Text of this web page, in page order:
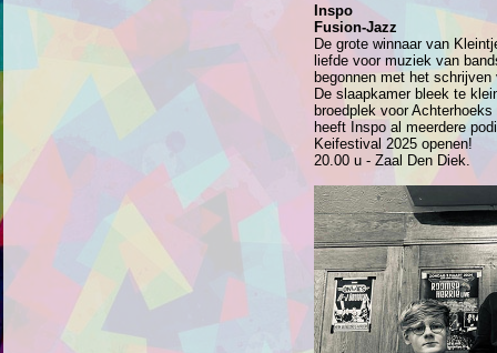
Inspo
Fusion-Jazz
De grote winnaar van
liefde voor muziek van
begonnen met het
De slaapkamer bleek te
broedplek voor
heeft Inspo al meerdere
Keifestival 2025 openen!
20.00 u - Zaal Den Diek.